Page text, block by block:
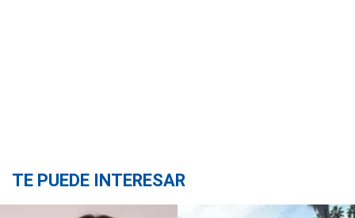
TE PUEDE INTERESAR